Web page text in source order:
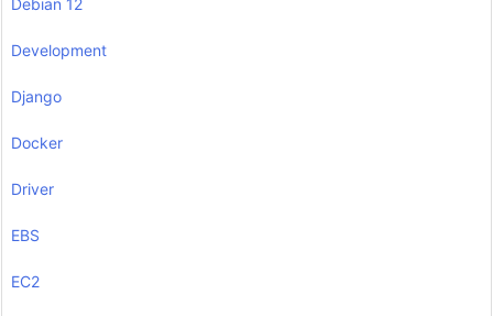
Development
Django
Docker
Driver
EBS
EC2